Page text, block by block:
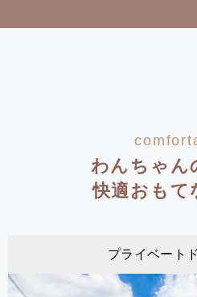
わんちゃん
快適おもて
プライベート